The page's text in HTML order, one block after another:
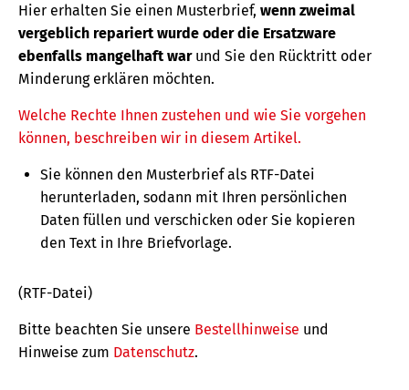
Hier erhalten Sie einen Musterbrief, wenn zweimal
vergeblich repariert wurde oder die Ersatzware
ebenfalls mangelhaft war und Sie den Rücktritt oder
Minderung erklären möchten.
Welche Rechte Ihnen zustehen und wie Sie vorgehen
können, beschreiben wir in diesem Artikel.
Sie können den Musterbrief als RTF-Datei
herunterladen, sodann mit Ihren persönlichen
Daten füllen und verschicken oder Sie kopieren
den Text in Ihre Briefvorlage.
(RTF-Datei)
Bitte beachten Sie unsere Bestellhinweise und
Hinweise zum Datenschutz.